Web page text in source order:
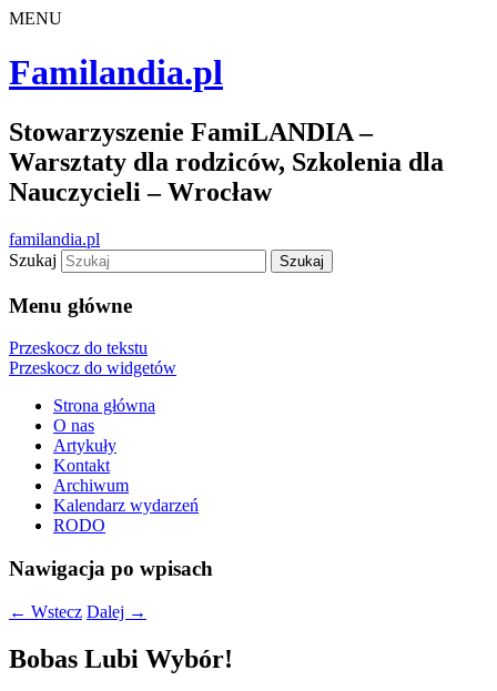
MENU
Familandia.pl
Stowarzyszenie FamiLANDIA –
Warsztaty dla rodziców, Szkolenia dla
Nauczycieli – Wrocław
familandia.pl
Szukaj
Menu główne
Przeskocz do tekstu
Przeskocz do widgetów
Strona główna
O nas
Artykuły
Kontakt
Archiwum
Kalendarz wydarzeń
RODO
Nawigacja po wpisach
← Wstecz Dalej →
Bobas Lubi Wybór!